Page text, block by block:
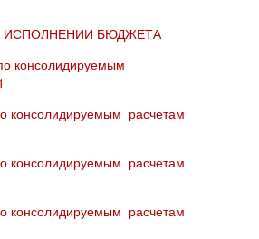
ИСПОЛНЕНИИ БЮДЖЕТА
консолидируемым
консолидируемым расчетам
консолидируемым расчетам
консолидируемым расчетам